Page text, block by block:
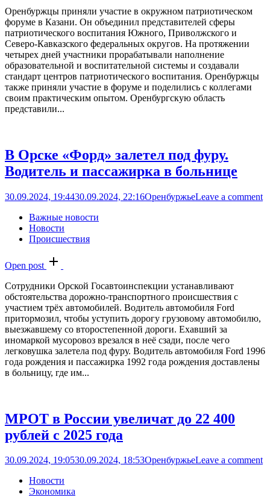
Оренбуржцы приняли участие в окружном патриотическом
форуме в Казани. Он объединил представителей сферы
патриотического воспитания Южного, Приволжского и
Северо-Кавказского федеральных округов. На протяжении
четырех дней участники прорабатывали наполнение
образовательной и воспитательной системы и создавали
стандарт центров патриотического воспитания. Оренбуржцы
также приняли участие в форуме и поделились с коллегами
своим практическим опытом. Оренбургскую область
представили...
В Орске «Форд» залетел под фуру.
Водитель и пассажирка в больнице
30.09.2024, 19:4430.09.2024, 22:16ОренбуржьеLeave a comment
Важные новости
Новости
Происшествия
Open post
Сотрудники Орской Госавтоинспекции устанавливают
обстоятельства дорожно-транспортного происшествия с
участием трёх автомобилей. Водитель автомобиля Ford
притормозил, чтобы уступить дорогу грузовому автомобилю,
выезжавшему со второстепенной дороги. Ехавший за
иномаркой мусоровоз врезался в неё сзади, после чего
легковушка залетела под фуру. Водитель автомобиля Ford 1996
года рождения и пассажирка 1992 года рождения доставлены
в больницу, где им...
МРОТ в России увеличат до 22 400
рублей с 2025 года
30.09.2024, 19:0530.09.2024, 18:53ОренбуржьеLeave a comment
Новости
Экономика